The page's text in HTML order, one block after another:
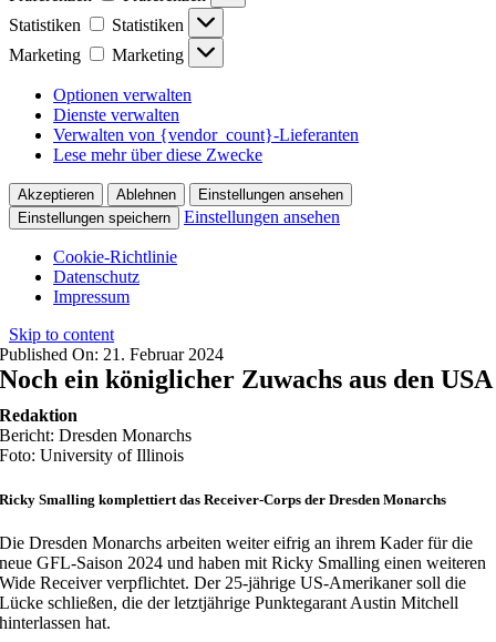
Statistiken
Statistiken
Marketing
Marketing
Optionen verwalten
Dienste verwalten
Verwalten von {vendor_count}-Lieferanten
Lese mehr über diese Zwecke
Akzeptieren Ablehnen
Einstellungen ansehen
Einstellungen speichern
Einstellungen ansehen
Cookie-Richtlinie
Datenschutz
Impressum
Skip to content
Published On: 21. Februar 2024
Noch ein königlicher Zuwachs aus den USA
Redaktion
Bericht: Dresden Monarchs
Foto: University of Illinois
Ricky Smalling komplettiert das Receiver-Corps der Dresden Monarchs
Die Dresden Monarchs arbeiten weiter eifrig an ihrem Kader für die
neue GFL-Saison 2024 und haben mit Ricky Smalling einen weiteren
Wide Receiver verpflichtet. Der 25-jährige US-Amerikaner soll die
Lücke schließen, die der letztjährige Punktegarant Austin Mitchell
hinterlassen hat.